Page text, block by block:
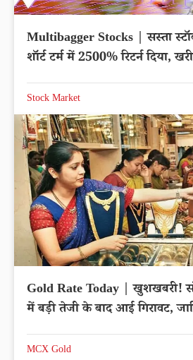
Multibagger Stocks | सस्ता
शॉर्ट टर्म में 2500% रिटर्न दिया,
Stock Market
Gold Rate Today | खुशखबरी!
में बड़ी तेजी के बाद आई गिरावट,
MCX Gold